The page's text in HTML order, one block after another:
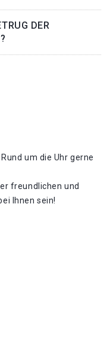
DER
um die Uhr gerne
freundlichen und
Ihnen sein!